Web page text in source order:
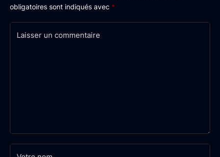
obligatoires sont indiqués avec *